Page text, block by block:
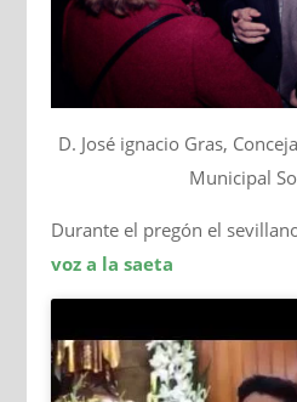
D. José ignacio Gras,
Municipal
Durante el pregón el
voz a la saeta